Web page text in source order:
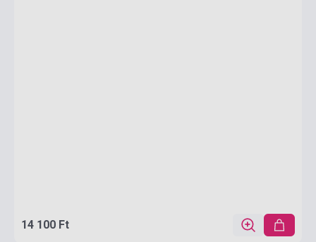
14 100 Ft